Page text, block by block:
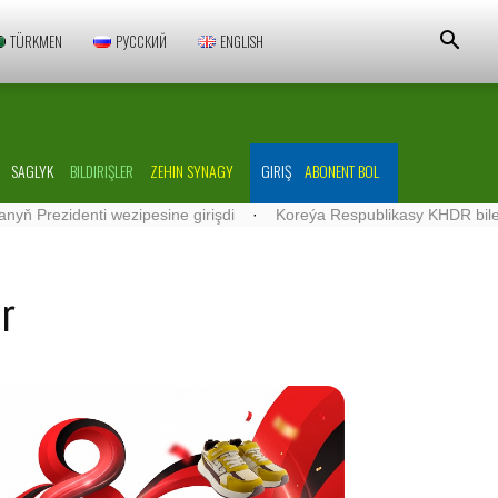
TÜRKMEN РУССКИЙ ENGLISH
SAGLYK BILDIRIŞLER ZEHIN SYNAGY GIRIŞ ABONENT BOL
wezipesine girişdi · Koreýa Respublikasy KHDR bilen demir